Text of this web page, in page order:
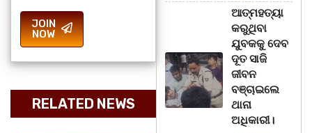
JOIN
NOW
RELATED NEWS
ଆତ୍ମହତ୍ୟା
କରୁଥିବା
ଯୁବକକୁ ଦେବ
ଦୂତ ସାଜି
ଜୀବନ
ବଞ୍ଚାଇଲେ
ଥାନା
ଅଧିକାରୀ।